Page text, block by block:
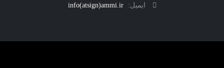
ایمیل:
info(atsign)ammi.ir